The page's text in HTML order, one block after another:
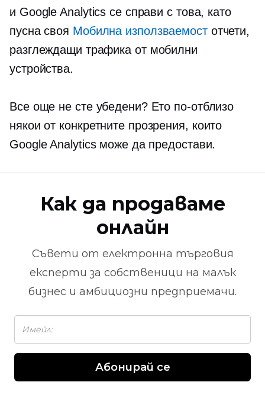
и Google Analytics се справи с това, като
пусна своя Мобилна използваемостотчети,
разглеждащи трафика от мобилни
устройства.
Все още не сте убедени? Ето по-отблизо
някои от конкретните прозрения, които
Google Analytics може да предостави.
Как да продаваме
онлайн
Съвети от електронна търговия
експерти за собственици на малък
бизнес и амбициозни предприемачи.
Абонирай се